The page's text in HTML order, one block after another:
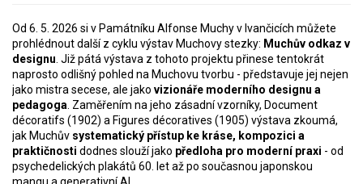
Od 6. 5. 2026 si v Památníku Alfonse Muchy v Ivančicích můžete
prohlédnout další z cyklu výstav Muchovy stezky: Muchův odkaz v
designu . Již pátá výstava z tohoto projektu přinese tentokrát
naprosto odlišný pohled na Muchovu tvorbu - představuje jej nejen
jako mistra secese, ale jako vizionáře moderního designu a
pedagoga . Zaměřením na jeho zásadní vzorníky, Document
décoratifs (1902) a Figures décoratives (1905) výstava zkoumá,
jak Muchův systematický přístup ke kráse, kompozici a
praktičnosti dodnes slouží jako předloha pro moderní praxi - od
psychedelických plakátů 60. let až po současnou japonskou
mangu a generativní AI.